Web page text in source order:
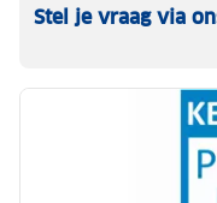
Stel je vraag via